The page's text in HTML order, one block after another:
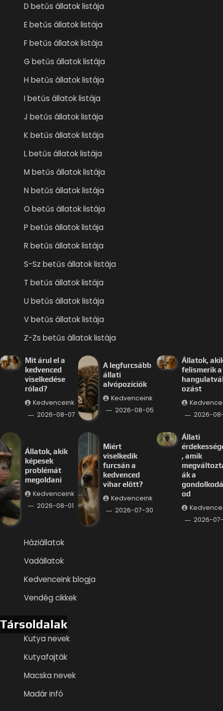
D betűs állatok listája
E betűs állatok listája
F betűs állatok listája
G betűs állatok listája
H betűs állatok listája
I betűs állatok listája
J betűs állatok listája
K betűs állatok listája
L betűs állatok listája
M betűs állatok listája
N betűs állatok listája
O betűs állatok listája
P betűs állatok listája
R betűs állatok listája
S-Sz betűs állatok listája
T betűs állatok listája
U betűs állatok listája
V betűs állatok listája
Z-Zs betűs állatok listája
Mit árul el a
kedvenced
viselkedése
rólad?
Kedvenceink
2026-08-07
A legfurcsább
állati
alvópozíciók
Kedvenceink
2026-08-05
Állatok,
felismerik a
ozást
2026-
Állatok, akik
képesek
problémát
megoldani
Kedvenceink
2026-08-01
Miért
viselkedik
furcsán a
kedvenced
vihar előtt?
Kedvenceink
2026-07-30
Állati
, amik
ák a
od
2026-
Háziállatok
Vadállatok
Kedvenceink blogja
Vendég cikkek
Társoldalak
Kutya nevek
Kutyafajták
Macska nevek
Madár infó